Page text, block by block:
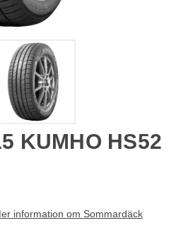
KUMHO HS52
information om Sommardäck